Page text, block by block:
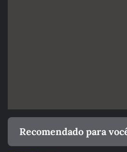
Recomendado para